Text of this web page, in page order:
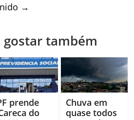
→
gostar também
prende
do
Chuva em
quase todos